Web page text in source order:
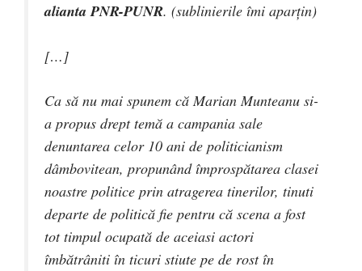
alianta PNR-PUNR. (sublinierile îmi aparțin)
[…]
Ca să nu mai spunem că Marian Munteanu si-
a propus drept temă a campania sale
denuntarea celor 10 ani de politicianism
dâmbovitean, propunând împrospătarea clasei
noastre politice prin atragerea tinerilor, tinuti
departe de politică fie pentru că scena a fost
tot timpul ocupată de aceiasi actori
îmbătrâniti în ticuri stiute pe de rost în